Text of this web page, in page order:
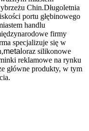
Chin.Długoletnia
portu głębinowego
handlu
firmy
specjalizuje się w
metal oraz silikonowe
reklamowe na rynku
główne produkty, w tym